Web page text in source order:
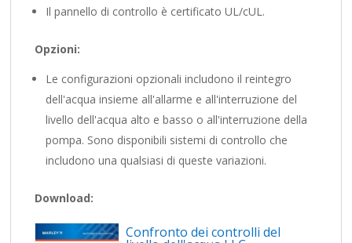
Il pannello di controllo è certificato UL/cUL.
Opzioni:
Le configurazioni opzionali includono il reintegro
dell'acqua insieme all'allarme e all'interruzione del
livello dell'acqua alto e basso o all'interruzione della
pompa. Sono disponibili sistemi di controllo che
includono una qualsiasi di queste variazioni.
Download:
Confronto dei controlli del